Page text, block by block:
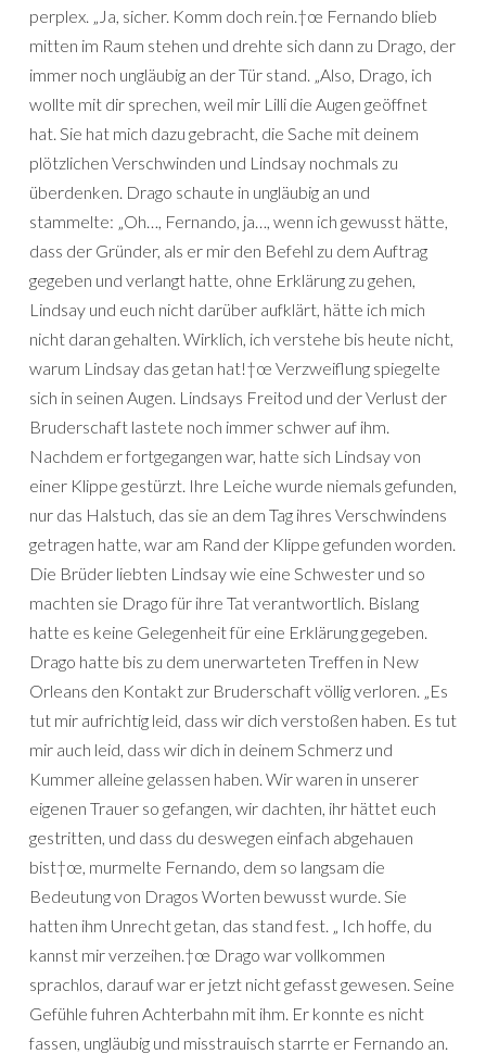
perplex. „Ja, sicher. Komm doch rein.†œ Fernando blieb
mitten im Raum stehen und drehte sich dann zu Drago, der
immer noch ungläubig an der Tür stand. „Also, Drago, ich
wollte mit dir sprechen, weil mir Lilli die Augen geöffnet
hat. Sie hat mich dazu gebracht, die Sache mit deinem
plötzlichen Verschwinden und Lindsay nochmals zu
überdenken. Drago schaute in ungläubig an und
stammelte: „Oh…, Fernando, ja…, wenn ich gewusst hätte,
dass der Gründer, als er mir den Befehl zu dem Auftrag
gegeben und verlangt hatte, ohne Erklärung zu gehen,
Lindsay und euch nicht darüber aufklärt, hätte ich mich
nicht daran gehalten. Wirklich, ich verstehe bis heute nicht,
warum Lindsay das getan hat!†œ Verzweiflung spiegelte
sich in seinen Augen. Lindsays Freitod und der Verlust der
Bruderschaft lastete noch immer schwer auf ihm.
Nachdem er fortgegangen war, hatte sich Lindsay von
einer Klippe gestürzt. Ihre Leiche wurde niemals gefunden,
nur das Halstuch, das sie an dem Tag ihres Verschwindens
getragen hatte, war am Rand der Klippe gefunden worden.
Die Brüder liebten Lindsay wie eine Schwester und so
machten sie Drago für ihre Tat verantwortlich. Bislang
hatte es keine Gelegenheit für eine Erklärung gegeben.
Drago hatte bis zu dem unerwarteten Treffen in New
Orleans den Kontakt zur Bruderschaft völlig verloren. „Es
tut mir aufrichtig leid, dass wir dich verstoßen haben. Es tut
mir auch leid, dass wir dich in deinem Schmerz und
Kummer alleine gelassen haben. Wir waren in unserer
eigenen Trauer so gefangen, wir dachten, ihr hättet euch
gestritten, und dass du deswegen einfach abgehauen
bist†œ, murmelte Fernando, dem so langsam die
Bedeutung von Dragos Worten bewusst wurde. Sie
hatten ihm Unrecht getan, das stand fest. „ Ich hoffe, du
kannst mir verzeihen.†œ Drago war vollkommen
sprachlos, darauf war er jetzt nicht gefasst gewesen. Seine
Gefühle fuhren Achterbahn mit ihm. Er konnte es nicht
fassen, ungläubig und misstrauisch starrte er Fernando an.